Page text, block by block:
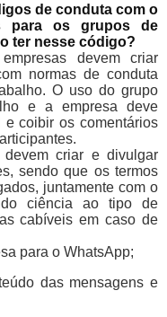
de conduta com o
para os grupos de
ter nesse código?
devem criar
normas de conduta
O uso do grupo
e a empresa deve
coibir os comentários
criar e divulgar
sendo que os termos
juntamente com o
ciência ao tipo de
cabíveis em caso de
para o WhatsApp;
das mensagens e